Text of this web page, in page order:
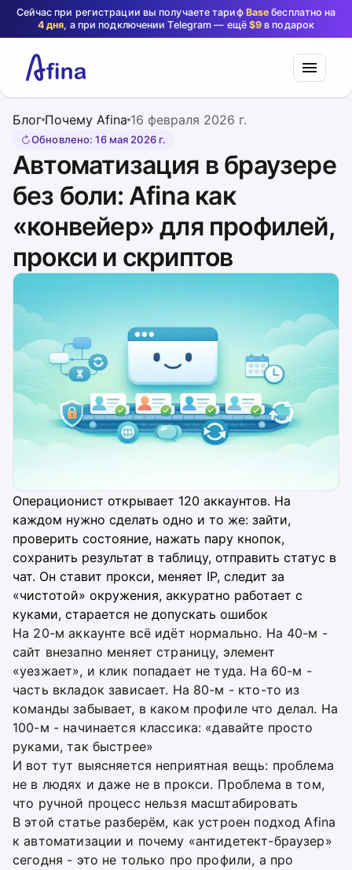
Сейчас при регистрации вы получаете тариф Base бесплатно на
4 дня, а при подключении Telegram — ещё $9 в подарок
Блог Почему Afina 16 февраля 2026 г.
Обновлено:16 мая 2026 г.
Автоматизация в браузере
без боли: Afina как
«конвейер» для профилей,
прокси и скриптов
Операционист открывает 120 аккаунтов. На
каждом нужно сделать одно и то же: зайти,
проверить состояние, нажать пару кнопок,
сохранить результат в таблицу, отправить статус в
чат. Он ставит прокси, меняет IP, следит за
«чистотой» окружения, аккуратно работает с
куками, старается не допускать ошибок
На 20-м аккаунте всё идёт нормально. На 40-м -
сайт внезапно меняет страницу, элемент
«уезжает», и клик попадает не туда. На 60-м -
часть вкладок зависает. На 80-м - кто-то из
команды забывает, в каком профиле что делал. На
100-м - начинается классика: «давайте просто
руками, так быстрее»
И вот тут выясняется неприятная вещь: проблема
не в людях и даже не в прокси. Проблема в том,
что ручной процесс нельзя масштабировать
В этой статье разберём, как устроен подход Afina
к автоматизации и почему «антидетект-браузер»
сегодня - это не только про профили, а про